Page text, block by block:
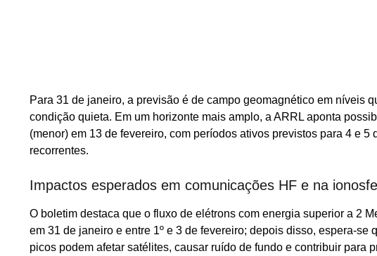
Para 31 de janeiro, a previsão é de campo geomagnético em níveis
condição quieta. Em um horizonte mais amplo, a ARRL aponta
(menor) em 13 de fevereiro, com períodos ativos previstos para 4 e
recorrentes.
Impactos esperados em comunicações HF e na
O boletim destaca que o fluxo de elétrons com energia superior a 2
em 31 de janeiro e entre 1º e 3 de fevereiro; depois disso, espera-
picos podem afetar satélites, causar ruído de fundo e contribuir para